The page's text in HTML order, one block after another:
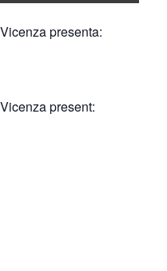
presenta:
present: